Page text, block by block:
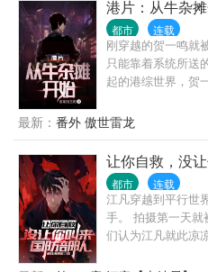
踩踏整片山村河流
塌， 神祗降临，降
活在我家大院果园
过的时候，把你们
田流，放牧沙盘里
港片：从牛杂
都市 连载
刚穿越的贺一鸣就
只能靠着系统所送
起的港综世界，贺
最新： 番外 傲世雷龙
让你自救，没
都市 连载
江凡穿越到平行世
手。 拍摄第一天
们认为江凡就此凉